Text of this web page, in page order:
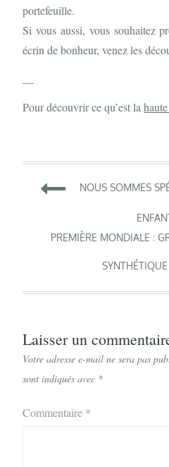
portefeuille.
Si vous aussi, vous souhaitez
écrin de bonheur, venez les
Pour découvrir ce qu’est la
Navigation
l’article
NOUS SOMMES
PREMIÈRE MONDIALE :
SYNTHÉTIQUE
Laisser un
Votre adresse e-mail ne sera pas
sont indiqués avec *
Commentaire *